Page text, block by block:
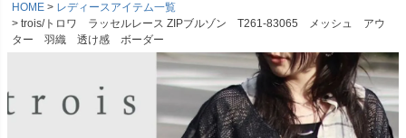
HOME
レディースアイテム一覧
trois/トロワ ラッセルレース ZIPブルゾン T261-83065 メッシュ アウ
ター 羽織 透け感 ボーダー